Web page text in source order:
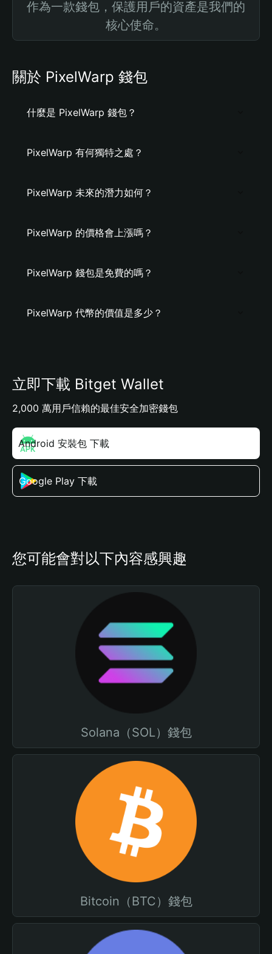
作為一款錢包，保護用戶的資產是我們的
核心使命。
關於 PixelWarp 錢包
什麼是 PixelWarp 錢包？
PixelWarp 有何獨特之處？
PixelWarp 未來的潛力如何？
PixelWarp 的價格會上漲嗎？
PixelWarp 錢包是免費的嗎？
PixelWarp 代幣的價值是多少？
立即下載 Bitget Wallet
2,000 萬用戶信賴的最佳安全加密錢包
Android 安裝包 下載
Google Play 下載
您可能會對以下內容感興趣
Solana（SOL）錢包
Bitcoin（BTC）錢包